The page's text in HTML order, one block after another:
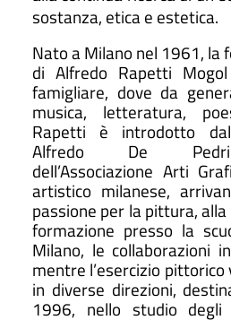
sostanza, etica e estetica.
Nato a Milano nel 1961, la
di Alfredo Rapetti
famigliare, dove da
musica, letteratura,
Rapetti è introdotto
Alfredo De
dell’Associazione Arti
artistico milanese,
passione per la pittura,
formazione presso la
Milano, le collaborazioni
mentre l’esercizio
in diverse direzioni,
1996, nello studio degli